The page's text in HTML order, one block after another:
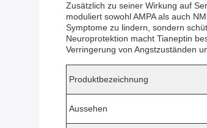
Zusätzlich zu seiner Wirkung auf
moduliert sowohl AMPA als auch
Symptome zu lindern, sondern
Neuroprotektion macht Tianeptin
Verringerung von Angstzuständen
Produktbezeichnung
Aussehen